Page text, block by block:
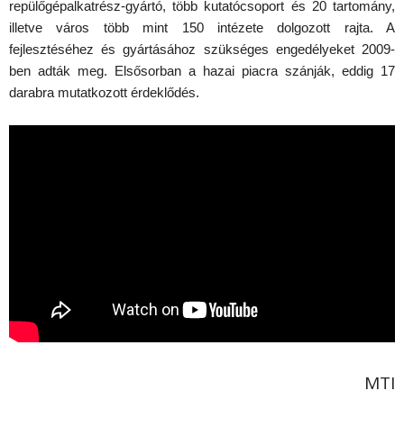
repülőgépalkatrész-gyártó, több kutatócsoport és 20 tartomány,
illetve város több mint 150 intézete dolgozott rajta. A
fejlesztéséhez és gyártásához szükséges engedélyeket 2009-
ben adták meg. Elsősorban a hazai piacra szánják, eddig 17
darabra mutatkozott érdeklődés.
MTI